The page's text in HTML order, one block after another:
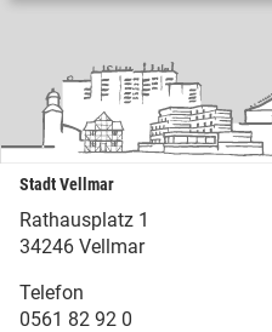
Stadt Vellmar
Rathausplatz 1
34246 Vellmar
Telefon
0561 82 92 0